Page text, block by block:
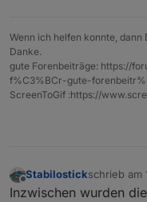
Wenn ich helfen konnte, dann
Danke.
gute Forenbeiträge: https://
f%C3%BCr-gute-
ScreenToGif :https://
Offline
Stabilostickschrieb am
zuletzt
Inzwischen wurden